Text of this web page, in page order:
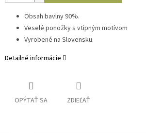
Obsah bavlny 90%.
Veselé ponožky s vtipným motívom
Vyrobené na Slovensku.
Detailné informácie
OPÝTAŤ SA ZDIEĽAŤ